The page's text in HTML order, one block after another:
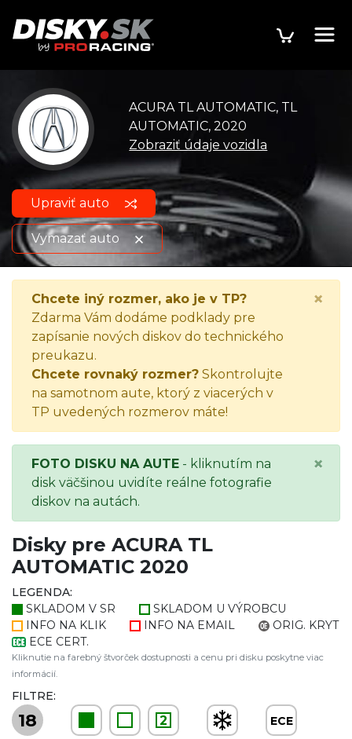
ACURA TL AUTOMATIC, TL
AUTOMATIC, 2020
Zobraziť údaje vozidla
Upraviť auto
Vymazať auto
ACURA TL AUTOMATIC, TL
AUTOMATIC, 2020
Zobraziť údaje
o vozidle
Chcete iný rozmer, ako je v TP?
Zdarma Vám dodáme podklady pre
zapísanie nových diskov do technického
preukazu.
Chcete rovnaký rozmer? Skontrolujte
na samotnom aute, ktorý z viacerých v
TP uvedených rozmerov máte!
×
FOTO DISKU NA AUTE - kliknutím na
disk väčšinou uvidíte reálne fotografie
diskov na autách.
×
Disky pre ACURA TL
AUTOMATIC 2020
LEGENDA:
SKLADOM V SR
SKLADOM U VÝROBCU
INFO NA KLIK
INFO NA EMAIL
ORIG. KRYT
ECE CERT.
Kliknutie na farebný štvorček dostupnosti a cenu pri disku poskytne viac
informácií.
FILTRE:
18 2 ECE